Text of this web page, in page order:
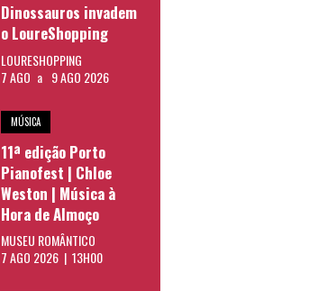
Dinossauros invadem
o LoureShopping
LOURESHOPPING
7 AGO a 9 AGO 2026
MÚSICA
11ª edição Porto
Pianofest | Chloe
Weston | Música à
Hora de Almoço
MUSEU ROMÂNTICO
7 AGO 2026 | 13H00